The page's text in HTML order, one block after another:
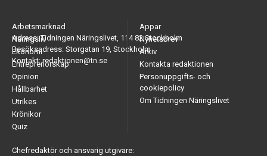
Adress: Tidningen Näringslivet, 114 82 Stockholm
Besöksadress: Storgatan 19, Stockholm
Kontakt: redaktionen@tn.se
Arbetsmarknad
Näringsliv
Ekonomi
Entreprenörskap
Opinion
Hållbarhet
Utrikes
Krönikor
Quiz
Appar
Nyhetsbrev
Arkiv
Kontakta redaktionen
Personuppgifts- och
cookiepolicy
Om Tidningen Näringslivet
Chefredaktör och ansvarig utgivare: